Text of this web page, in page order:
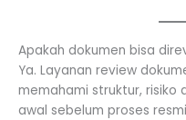
Apakah dokumen bisa
Ya. Layanan review
memahami struktur, risiko
awal sebelum proses